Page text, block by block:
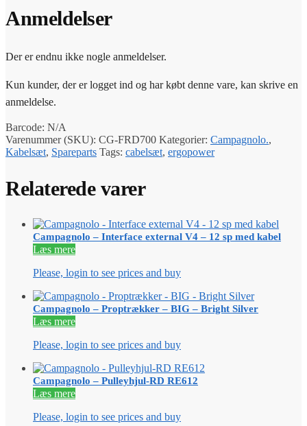
Anmeldelser
Der er endnu ikke nogle anmeldelser.
Kun kunder, der er logget ind og har købt denne vare, kan skrive en
anmeldelse.
Barcode: N/A
Varenummer (SKU): CG-FRD700 Kategorier: Campagnolo.,
Kabelsæt, Spareparts Tags: cabelsæt, ergopower
Relaterede varer
Campagnolo – Interface external V4 – 12 sp med kabel
Læs mere
Please, login to see prices and buy
Campagnolo – Proptrækker – BIG – Bright Silver
Læs mere
Please, login to see prices and buy
Campagnolo – Pulleyhjul-RD RE612
Læs mere
Please, login to see prices and buy